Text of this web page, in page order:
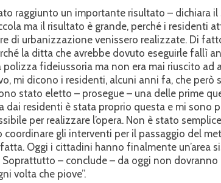
raggiunto un importante risultato – dichiara
ma il risultato è grande, perché i residenti
di urbanizzazione venissero realizzate. Di
la ditta che avrebbe dovuto eseguirle fallì
polizza fideiussoria ma non era mai riuscito ad
mi dicono i residenti, alcuni anni fa, che però
stato eletto – prosegue – una delle prime
dai residenti è stata proprio questa e mi sono
per realizzare l’opera. Non è stato
coordinare gli interventi per il passaggio del
fatta. Oggi i cittadini hanno finalmente un’area
Soprattutto – conclude – da oggi non
volta che piove”.